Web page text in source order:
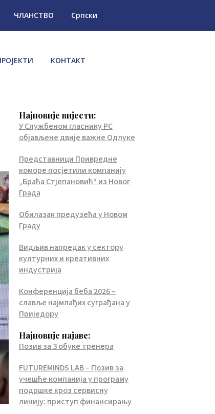
ЧЛАНСТВО Српски
КОНТАКТ
Најновије вијести:
У Службеном гласнику РС
објављене двије важне Одлуке
Представници Привредне
коморе посјетили компанију
„Браћа Стјепановић“ из Новог
Града
Обилазак предузећа у Новом
Граду
Видљив напредак у сектору
културних и креативних
индустрија
Конференција беба 2026 –
славље најмлађих суграђана у
Приједору
Најновије најаве:
Позив за 3 обуке тренера
FUTUREMINDS LAB – Позив за
учешће компанија у програму
подршке кроз сервисну
линију: приступ финансирању